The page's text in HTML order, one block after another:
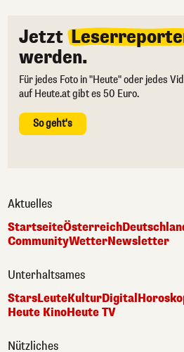
Jetzt
werden.
Für jedes Foto in "Heute" oder jedes
auf Heute.at gibt es 50 Euro.
So geht's
Aktuelles
StartseiteÖsterreich
CommunityWetterNewsletter
Unterhaltsames
StarsLeuteKulturDigital
Heute KinoHeute TV
Nützliches